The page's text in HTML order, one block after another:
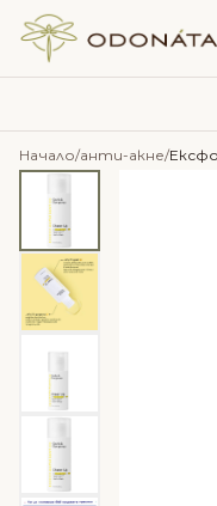
Skip to content
Начало/анти-акне/